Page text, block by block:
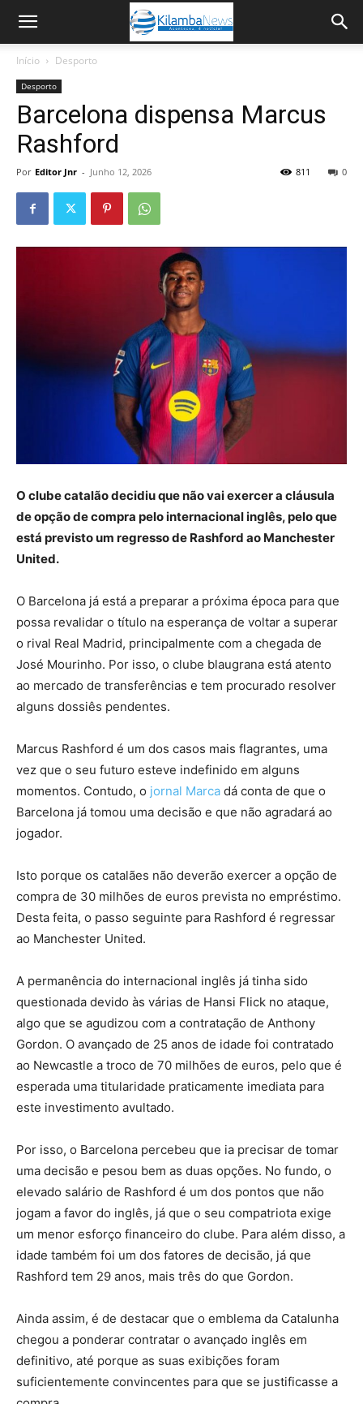
Início Desporto
Desporto
Barcelona dispensa Marcus
Rashford
Por Editor Jnr - Junho 12, 2026 0
811
O clube catalão decidiu que não vai exercer a cláusula
de opção de compra pelo internacional inglês, pelo que
está previsto um regresso de Rashford ao Manchester
United.
O Barcelona já está a preparar a próxima época para que
possa revalidar o título na esperança de voltar a superar
o rival Real Madrid, principalmente com a chegada de
José Mourinho. Por isso, o clube blaugrana está atento
ao mercado de transferências e tem procurado resolver
alguns dossiês pendentes.
Marcus Rashford é um dos casos mais flagrantes, uma
vez que o seu futuro esteve indefinido em alguns
momentos. Contudo, o jornal Marca dá conta de que o
Barcelona já tomou uma decisão e que não agradará ao
jogador.
Isto porque os catalães não deverão exercer a opção de
compra de 30 milhões de euros prevista no empréstimo.
Desta feita, o passo seguinte para Rashford é regressar
ao Manchester United.
A permanência do internacional inglês já tinha sido
questionada devido às várias de Hansi Flick no ataque,
algo que se agudizou com a contratação de Anthony
Gordon. O avançado de 25 anos de idade foi contratado
ao Newcastle a troco de 70 milhões de euros, pelo que é
esperada uma titularidade praticamente imediata para
este investimento avultado.
Por isso, o Barcelona percebeu que ia precisar de tomar
uma decisão e pesou bem as duas opções. No fundo, o
elevado salário de Rashford é um dos pontos que não
jogam a favor do inglês, já que o seu compatriota exige
um menor esforço financeiro do clube. Para além disso, a
idade também foi um dos fatores de decisão, já que
Rashford tem 29 anos, mais três do que Gordon.
Ainda assim, é de destacar que o emblema da Catalunha
chegou a ponderar contratar o avançado inglês em
definitivo, até porque as suas exibições foram
suficientemente convincentes para que se justificasse a